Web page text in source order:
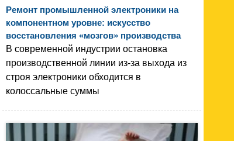
Ремонт промышленной электроники на
компонентном уровне: искусство
восстановления «мозгов» производства
В современной индустрии остановка
производственной линии из-за выхода из
строя электроники обходится в
колоссальные суммы